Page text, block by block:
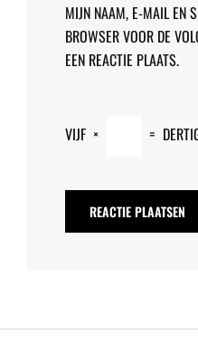
MIJN NAAM, E-MAIL EN
BROWSER VOOR DE
EEN REACTIE PLAATS.
VIJF × =